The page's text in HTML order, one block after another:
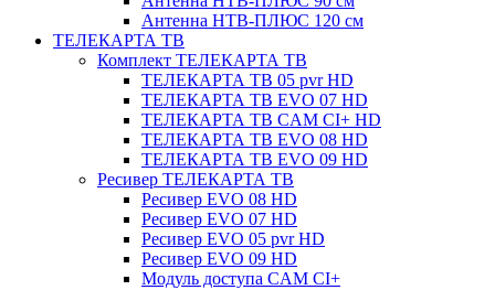
Антенна НТВ-ПЛЮС 120 см
ТЕЛЕКАРТА ТВ
Комплект ТЕЛЕКАРТА ТВ
ТЕЛЕКАРТА ТВ 05 pvr HD
ТЕЛЕКАРТА ТВ EVO 07 HD
ТЕЛЕКАРТА ТВ CAM CI+ HD
ТЕЛЕКАРТА ТВ EVO 08 HD
ТЕЛЕКАРТА ТВ EVO 09 HD
Ресивер ТЕЛЕКАРТА ТВ
Ресивер EVO 08 HD
Ресивер EVO 07 HD
Ресивер EVO 05 pvr HD
Ресивер EVO 09 HD
Модуль доступа CAM CI+